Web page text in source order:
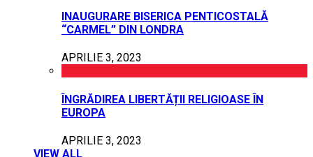
INAUGURARE BISERICA PENTICOSTALĂ
“CARMEL” DIN LONDRA
APRILIE 3, 2023
ÎNGRĂDIREA LIBERTĂȚII RELIGIOASE ÎN
EUROPA
APRILIE 3, 2023
VIEW ALL